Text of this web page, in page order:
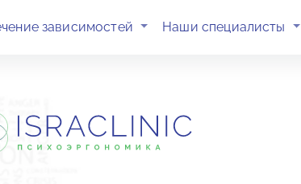
зависимостей (current)Наши специалисты